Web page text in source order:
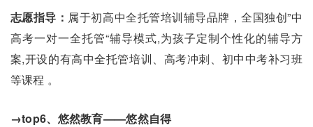
志愿指导： 属于初高中全托管培训辅导品牌，全国独创”中
高考一对一全托管“辅导模式,为孩子定制个性化的辅导方
案,开设的有高中全托管培训、高考冲刺、初中中考补习班
等课程 。
→top6、悠然教育——悠然自得